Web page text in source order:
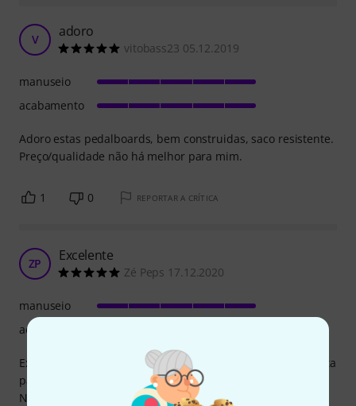
V adoro
vitobass23 05.12.2019
Adoro estas pedalboards, bem construidas, saco resistente.
Preço/qualidade não há melhor para mim.
manuseio
acabamento
1 0 REPORTAR A CRÍTICA
ZP Excelente
Zé Peps 17.12.2020
Excelente pedalboard! Já tinha a maior e agora comprei esta
para o meu set de busking. Tem a mala e os acessórios.
Nela tenho 6 pedais mas cabem mais dois ou três
manuseio
acabamento